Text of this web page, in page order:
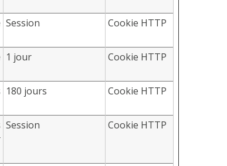
Session Cookie HTTP
1 jour Cookie HTTP
180 jours Cookie HTTP
Session Cookie HTTP